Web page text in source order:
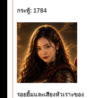
กระทู้: 1784
รอยยิ้มและเสียงหัวเราะของ